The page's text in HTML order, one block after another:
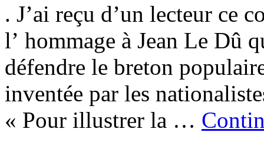
. J’ai reçu d’un lecteur ce
l’ hommage à Jean Le Dû
défendre le breton
inventée par les
« Pour illustrer la …